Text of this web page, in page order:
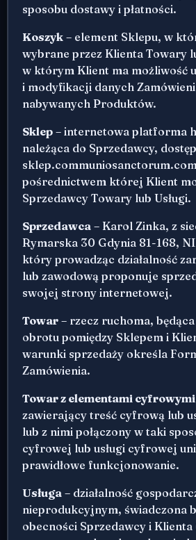
sposobu dostawy i płatności.
Koszyk – element Sklepu, w
wybrane przez Klienta Towary
w którym Klient ma możliwość
i modyfikacji danych
nabywanych Produktów.
Sklep – internetowa platforma
należąca do Sprzedawcy,
pośrednictwem której Klient
Sprzedawcy Towary lub Usługi.
Sprzedawca – Karol Zinka, z
Rymarska 30 Gdynia 81-168,
który prowadząc działalność
lub zawodową proponuje
swojej strony internetowej.
Towar – rzecz ruchoma,
obrotu pomiędzy Sklepem i
warunki sprzedaży określa
Zamówienia.
Towar z elementami cyfrowymi
zawierający treść cyfrową lub
lub z nimi połączony w taki
cyfrowej lub usługi cyfrowej
prawidłowe funkcjonowanie.
Usługa – działalność
nieprodukcyjnym, świadczona
obecności Sprzedawcy i Klienta